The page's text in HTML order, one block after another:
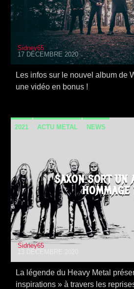
Sidney65
17 DÉCEMBRE 2020
Les infos sur le nouvel album de
une vidéo en bonus !
2021 ACTU METAL NEWS
SAXON SORT UN
HOMMAGE
Sidney65
La légende du Heavy Metal
inspirations » à travers les